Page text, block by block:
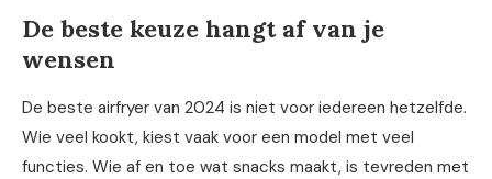
De beste keuze hangt af van je
wensen
De beste airfryer van 2024 is niet voor iedereen hetzelfde.
Wie veel kookt, kiest vaak voor een model met veel
functies. Wie af en toe wat snacks maakt, is tevreden met